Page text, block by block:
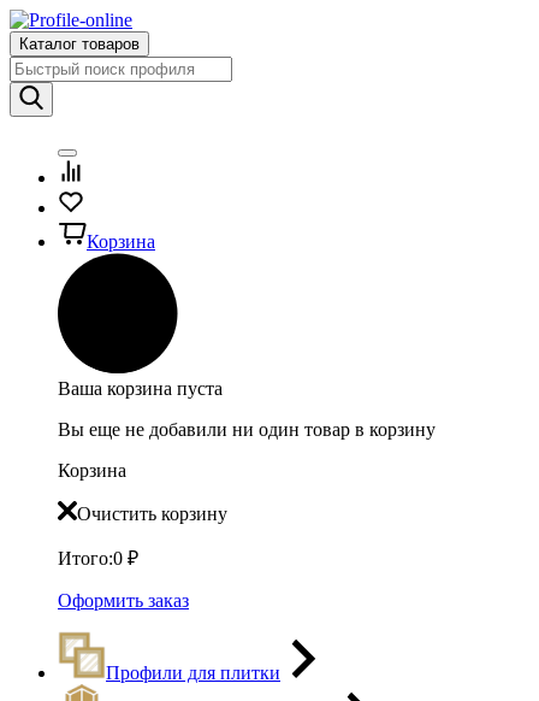
Каталог товаров
Корзина
Ваша корзина пуста
Вы еще не добавили ни один товар в корзину
Корзина
Очистить корзину
Итого:0 ₽
Оформить заказ
Профили для плитки